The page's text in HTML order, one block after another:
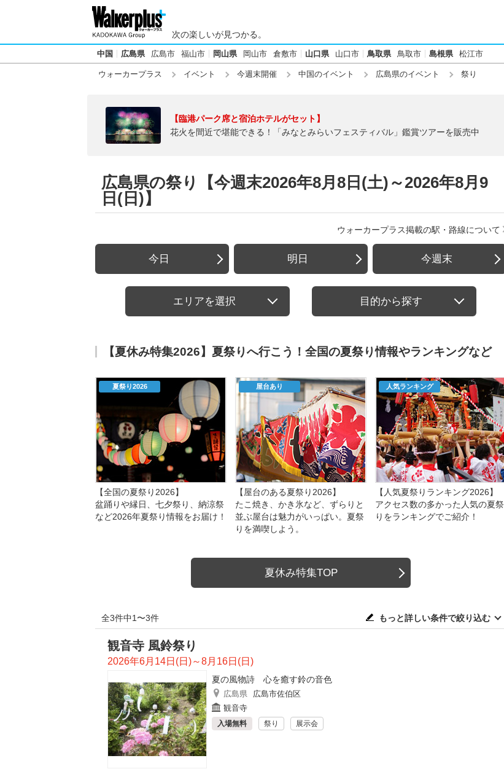
次の楽しいが見つかる。
中国 広島県 広島市 福山市 岡山県 岡山市 倉敷市 山口県 山口市 鳥取県 鳥取市 島根県 松江市
ウォーカープラス イベント 今週末開催 中国のイベント 広島県のイベント 祭り
【臨港パーク席と宿泊ホテルがセット】
花火を間近で堪能できる！「みなとみらいフェスティバル」鑑賞ツアーを販売中
広島県の祭り【今週末2026年8月8日(土)～2026年8月9
日(日)】
ウォーカープラス掲載の駅・路線について
今日 明日 今週末
エリアを選択 目的から探す
【夏休み特集2026】夏祭りへ行こう！全国の夏祭り情報やランキングなど
夏祭り2026
【全国の夏祭り2026】
盆踊りや縁日、七夕祭り、納涼祭
など2026年夏祭り情報をお届け！
屋台あり
【屋台のある夏祭り2026】
たこ焼き、かき氷など、ずらりと
並ぶ屋台は魅力がいっぱい。夏祭
りを満喫しよう。
人気ランキング
【人気夏祭りランキング2026】
アクセス数の多かった人気の夏祭
りをランキングでご紹介！
夏休み特集TOP
全3件中1〜3件 もっと詳しい条件で絞り込む
観音寺 風鈴祭り
2026年6月14日(日)～8月16日(日)
夏の風物詩 心を癒す鈴の音色
広島県
広島市佐伯区
観音寺
入場無料 祭り 展示会